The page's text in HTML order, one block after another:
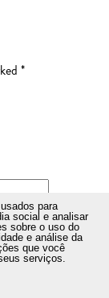
*
​​para
social e analisar
sobre o uso do
e análise da
que você
serviços.